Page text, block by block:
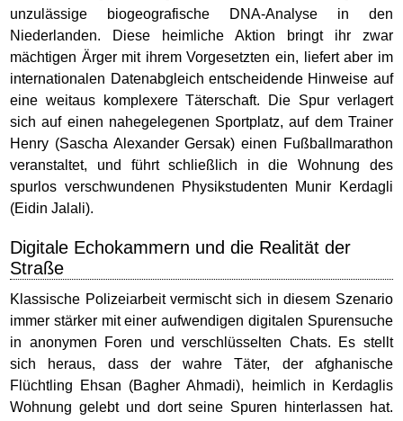
unzulässige biogeografische DNA-Analyse in den
Niederlanden. Diese heimliche Aktion bringt ihr zwar
mächtigen Ärger mit ihrem Vorgesetzten ein, liefert aber im
internationalen Datenabgleich entscheidende Hinweise auf
eine weitaus komplexere Täterschaft. Die Spur verlagert
sich auf einen nahegelegenen Sportplatz, auf dem Trainer
Henry (Sascha Alexander Gersak) einen Fußballmarathon
veranstaltet, und führt schließlich in die Wohnung des
spurlos verschwundenen Physikstudenten Munir Kerdagli
(Eidin Jalali).
Digitale Echokammern und die Realität der
Straße
Klassische Polizeiarbeit vermischt sich in diesem Szenario
immer stärker mit einer aufwendigen digitalen Spurensuche
in anonymen Foren und verschlüsselten Chats. Es stellt
sich heraus, dass der wahre Täter, der afghanische
Flüchtling Ehsan (Bagher Ahmadi), heimlich in Kerdaglis
Wohnung gelebt und dort seine Spuren hinterlassen hat.